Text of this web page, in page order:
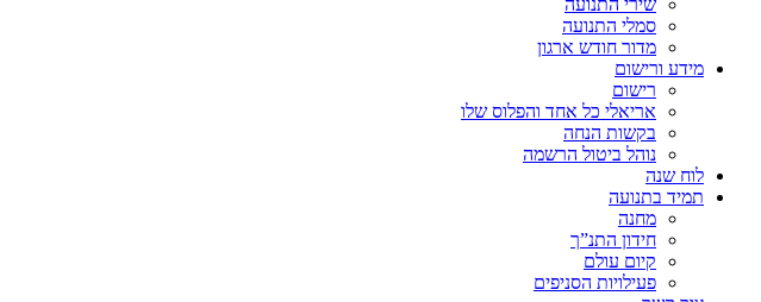
שירי התנועה
סמלי התנועה
מדור חודש ארגון
מידע ורישום
רישום
אריאלי כל אחד והפלוס שלו
בקשות הנחה
נוהל ביטול הרשמה
לוח שנה
תמיד בתנועה
מחנה
חידון התנ”ך
קיום עולם
פעילויות הסניפים